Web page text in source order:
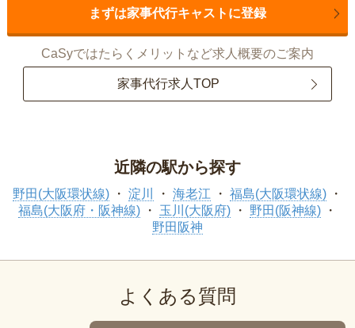
まずは家事代行キャストに登録
CaSyではたらくメリットなど求人概要のご案内
家事代行求人TOP
近隣の駅から探す
野田(大阪環状線) 淀川 海老江
福島(大阪環状線)
福島(大阪府・阪神線)
玉川(大阪府)
野田(阪神線)
野田阪神
よくある質問